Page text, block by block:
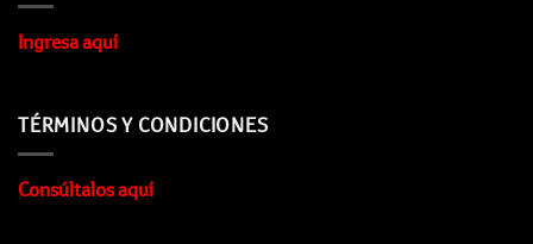
Ingresa aquí
TÉRMINOS Y CONDICIONES
Consúltalos aquí